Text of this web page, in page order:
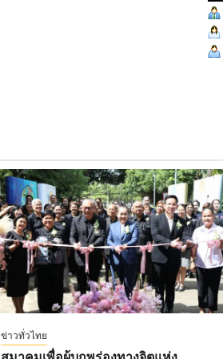
ข่าวทั่วไทย